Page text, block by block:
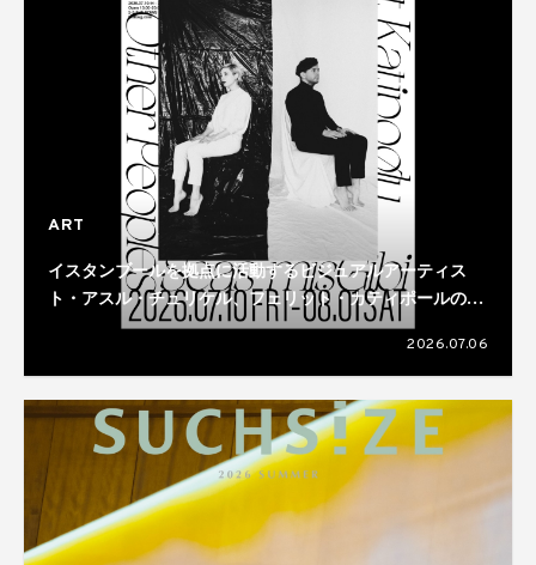
ART
イスタンブールを拠点に活動するビジュアルアーティス
ト・アスル・チュリケル、フェリット・カティポールのデ
ュオ展が開催
2026.07.06